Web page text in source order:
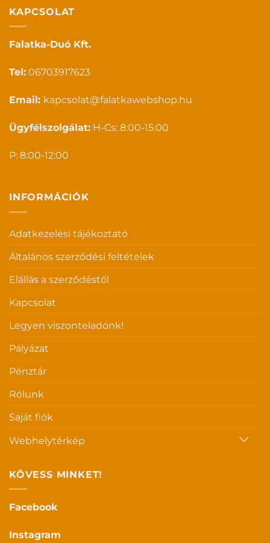
KAPCSOLAT
Falatka-Duó Kft.
Tel: 06703917623
Email: kapcsolat@falatkawebshop.hu
Ügyfélszolgálat: H-Cs: 8:00-15:00
P: 8:00-12:00
INFORMÁCIÓK
Adatkezelési tájékoztató
Általános szerződési feltételek
Elállás a szerződéstől
Kapcsolat
Legyen viszonteladónk!
Pályázat
Pénztár
Rólunk
Saját fiók
Webhelytérkép
KÖVESS MINKET!
Facebook
Instagram